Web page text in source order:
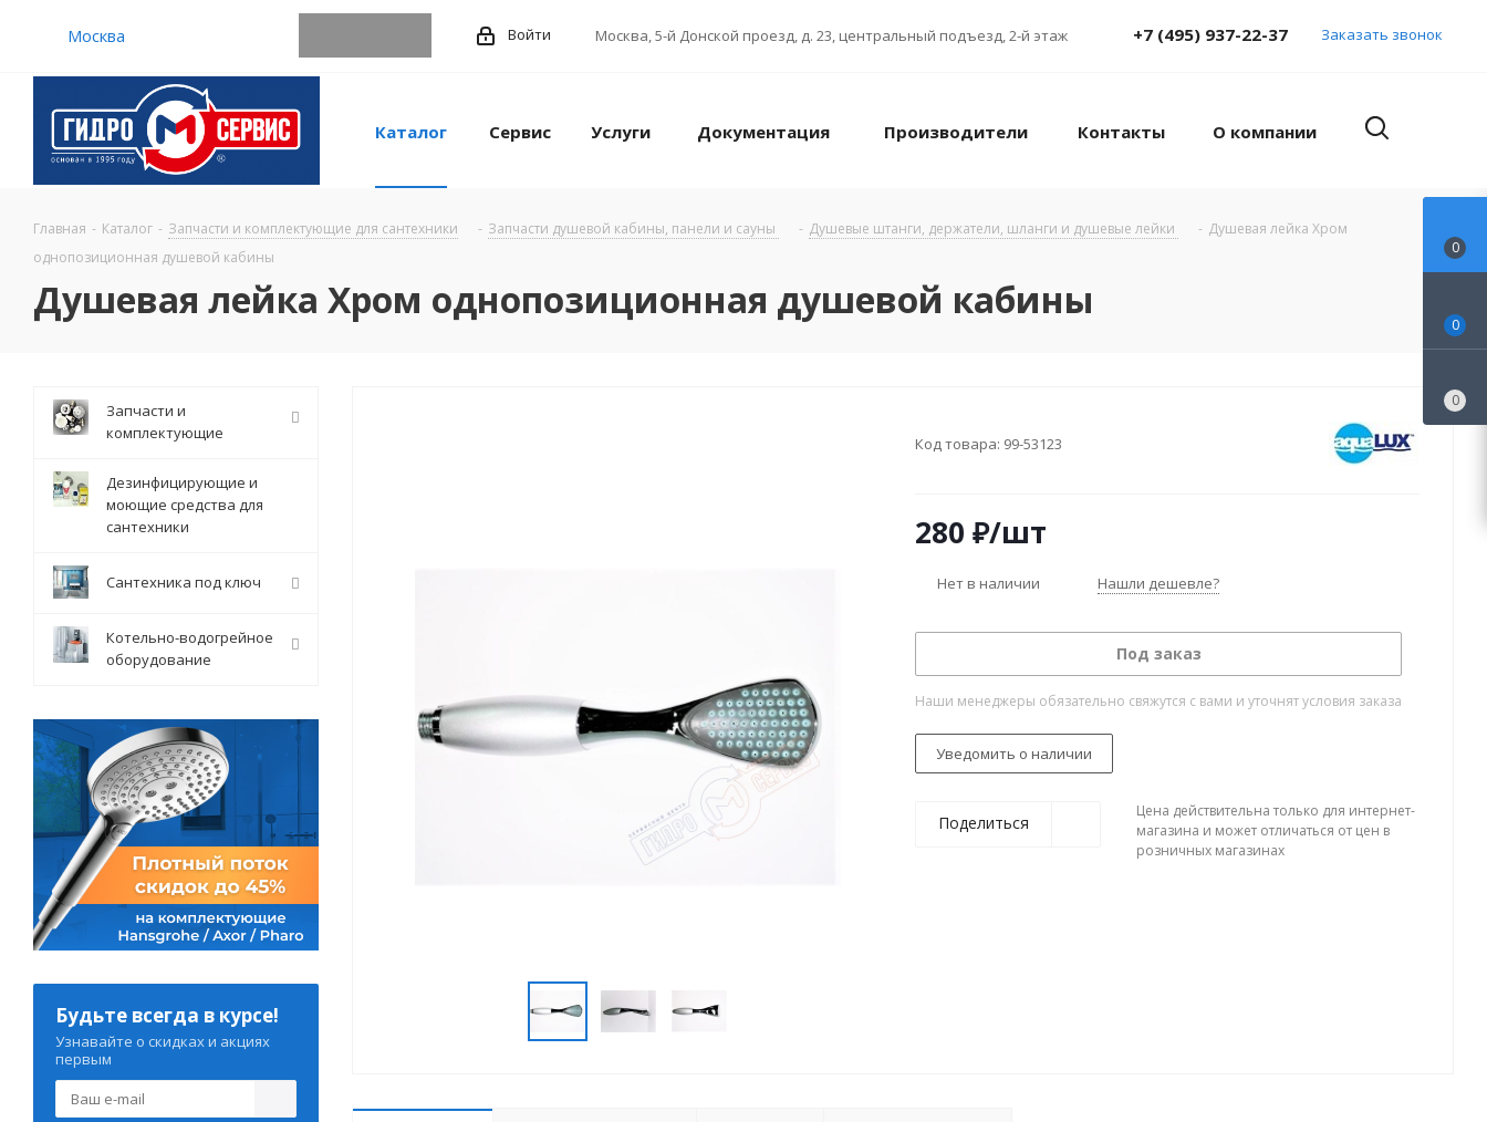
Москва Войти Москва,5-й Донской проезд, д. 23, центральный подъезд, 2-й этаж +7 (495) 937-22-37 Заказать звонок
Каталог Сервис Услуги Документация Производители Контакты О компании
Главная - Каталог - Запчасти и комплектующие для сантехники - Запчасти душевой кабины, панели и сауны - Душевые штанги, держатели, шланги и душевые лейки - Душевая лейка Хром
однопозиционная душевой кабины
Душевая лейка Хром однопозиционная душевой кабины
Код товара: 99-53123
280 ₽/шт
Нет в наличии Нашли дешевле?
Под заказ
Наши менеджеры обязательно свяжутся с вами и уточнят условия заказа
Уведомить о наличии
Поделиться
Цена действительна только для интернет-
магазина и может отличаться от цен в
розничных магазинах
Запчасти и
комплектующие
Дезинфицирующие и
моющие средства для
сантехники
Сантехника под ключ
Котельно-водогрейное
оборудование
Будьте всегда в курсе!
Узнавайте о скидках и акциях
первым
0
0
0